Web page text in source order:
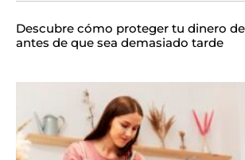
Descubre cómo proteger tu dinero
antes de que sea demasiado tarde